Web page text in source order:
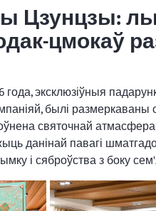
Цзунцзы:
цмокаў
эксклюзіўныя
былі размеркаваны
святочнай
данінай павагі
і сяброўства з боку